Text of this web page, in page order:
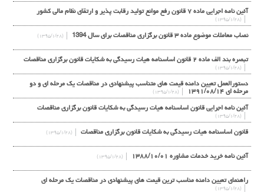
آئین نامه اجرایی ماده ۷ قانون رفع موانع تولید رقابت پذیر و ارتقای نظام مالی کشور
(۱۳۹۵/۱/۲۸)
نصاب معاملات موضوع ماده ۳ قانون برگزاری مناقصات برای سال 1394 (۱۳۹۵/۱/۲۸)
تبصره بند الف ماده ۲ قانون اساسنامه هیات رسیدگی به شکایات قانون برگزاری مناقصات
(۱۳۹۵/۱/۲۸)
دستورالعمل تعیین دامنه قیمت های متناسب پیشنهادی در مناقصات یک مرحله ای و دو
مرحله ای ۱۳۹۱/۰۸/۱۴
(۱۳۹۵/۱/۲۸)
آئین نامه اجرایی قانون اساسنامه هیات رسیدگی به شکایات قانون برگزاری مناقصات
(۱۳۹۵/۱/۲۸)
قانون اساسنامه هیات رسیدگی به شکایات قانون برگزاری مناقصات (۱۳۹۵/۱/۲۸)
آئین نامه خرید خدمات مشاوره ۱۳۸۸/۱۰/۰۱ (۱۳۹۵/۱/۲۸)
راهنمای تعیین دامنه مناسب ترین قیمت های پیشنهادی در مناقصات یک مرحله ای
(۱۳۹۵/۱/۲۸)